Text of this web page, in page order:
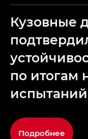
Кузовные
по итогам
испытаний
Подробнее